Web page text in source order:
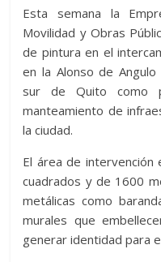
Esta semana la
Movilidad y Obras
de pintura en el
en la Alonso de
sur de Quito como
manteamiento de
la ciudad.
El área de
cuadrados y de 1600
metálicas como
murales que
generar identidad para